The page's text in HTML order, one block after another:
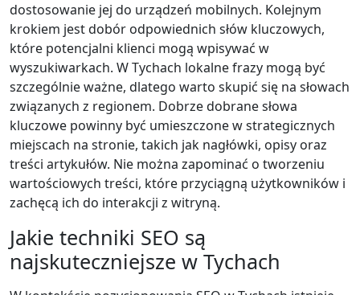
dostosowanie jej do urządzeń mobilnych. Kolejnym
krokiem jest dobór odpowiednich słów kluczowych,
które potencjalni klienci mogą wpisywać w
wyszukiwarkach. W Tychach lokalne frazy mogą być
szczególnie ważne, dlatego warto skupić się na słowach
związanych z regionem. Dobrze dobrane słowa
kluczowe powinny być umieszczone w strategicznych
miejscach na stronie, takich jak nagłówki, opisy oraz
treści artykułów. Nie można zapominać o tworzeniu
wartościowych treści, które przyciągną użytkowników i
zachęcą ich do interakcji z witryną.
Jakie techniki SEO są
najskuteczniejsze w Tychach